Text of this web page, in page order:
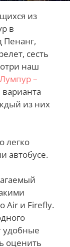
из
в
Пенанг,
сесть
наш
–
из них
легко
автобусе.
Air и Firefly.
удобные
оценить